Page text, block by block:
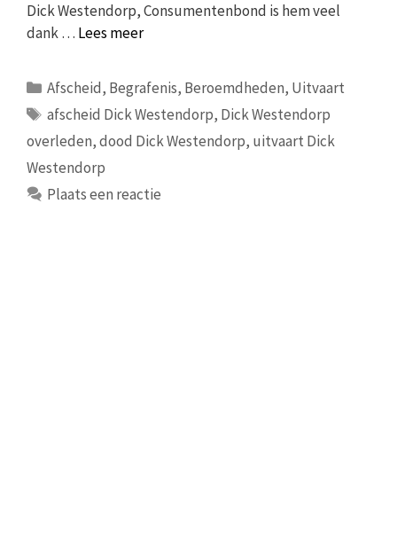
Dick Westendorp, Consumentenbond is hem veel
dank … Lees meer
Categorieën
Afscheid, Begrafenis, Beroemdheden, Uitvaart
Tags
afscheid Dick Westendorp, Dick Westendorp
overleden,dood Dick Westendorp, uitvaart Dick
Westendorp
Plaats een reactie